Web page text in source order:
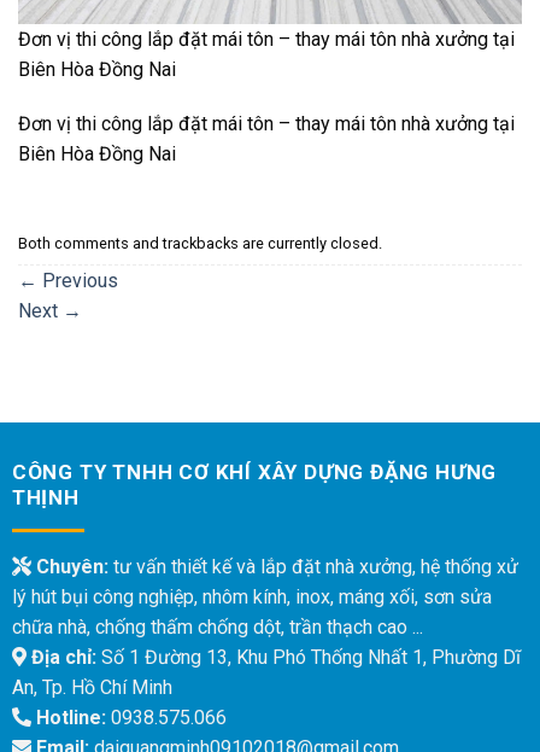
Đơn vị thi công lắp đặt mái tôn – thay mái tôn nhà xưởng tại
Biên Hòa Đồng Nai
Đơn vị thi công lắp đặt mái tôn – thay mái tôn nhà xưởng tại
Biên Hòa Đồng Nai
Both comments and trackbacks are currently closed.
← Previous
Next →
CÔNG TY TNHH CƠ KHÍ XÂY DỰNG ĐẶNG HƯNG
THỊNH
Chuyên:tư vấn thiết kế và lắp đặt nhà xưởng, hệ thống xử
lý hút bụi công nghiệp, nhôm kính, inox, máng xối, sơn sửa
chữa nhà, chống thấm chống dột, trần thạch cao ...
Địa chỉ:Số 1 Đường 13, Khu Phó Thống Nhất 1, Phường Dĩ
An, Tp. Hồ Chí Minh
Hotline:0938.575.066